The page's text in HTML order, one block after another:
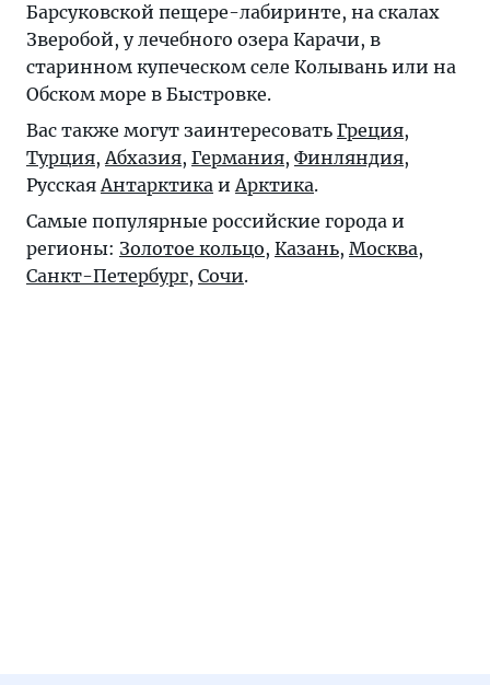
Барсуковской пещере-лабиринте, на скалах
Зверобой, у лечебного озера Карачи, в
старинном купеческом селе Колывань или на
Обском море в Быстровке.
Вас также могут заинтересовать Греция,
Турция,Абхазия, Германия, Финляндия,
РусскаяАнтарктика иАрктика.
Самые популярные российские города и
регионы: Золотое кольцо, Казань, Москва,
Санкт-Петербург, Сочи.